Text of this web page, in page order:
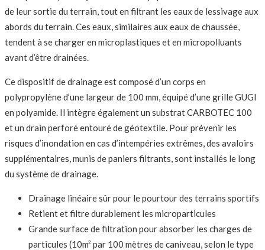
de leur sortie du terrain, tout en filtrant les eaux de lessivage aux
abords du terrain. Ces eaux, similaires aux eaux de chaussée,
tendent à se charger en microplastiques et en micropolluants
avant d’être drainées.
Ce dispositif de drainage est composé d’un corps en
polypropylène d’une largeur de 100 mm, équipé d’une grille GUGI
en polyamide. Il intègre également un substrat CARBOTEC 100
et un drain perforé entouré de géotextile. Pour prévenir les
risques d’inondation en cas d’intempéries extrêmes, des avaloirs
supplémentaires, munis de paniers filtrants, sont installés le long
du système de drainage.
Drainage linéaire sûr pour le pourtour des terrains sportifs
Retient et filtre durablement les microparticules
Grande surface de filtration pour absorber les charges de
particules (10m² par 100 mètres de caniveau, selon le type